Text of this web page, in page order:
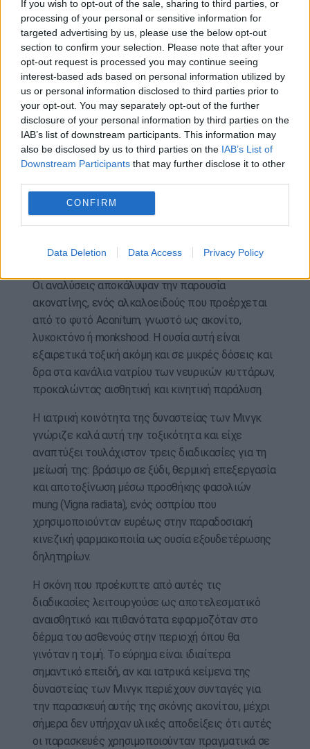
If you wish to opt-out of the sale, sharing to third parties, or
processing of your personal or sensitive information for
targeted advertising by us, please use the below opt-out
section to confirm your selection. Please note that after your
opt-out request is processed you may continue seeing
interest-based ads based on personal information utilized by
us or personal information disclosed to third parties prior to
your opt-out. You may separately opt-out of the further
disclosure of your personal information by third parties on the
IAB’s list of downstream participants. This information may
also be disclosed by us to third parties on the IAB’s List of
Downstream Participants that may further disclose it to other
CONFIRM
Data Deletion Data Access Privacy Policy
Η μικροσκοπία SRS, μια προηγμένη οπτική
τεχνολογία που επιτρέπει την αναγνώριση της
σύστασης των υλικών και τη χαρτογράφηση της
κατανομής τους χωρίς να προκαλεί ζημιά στα
αντικείμενα, έλυσε το διπλό πρόβλημα της
έλλειψης επαρκούς δείγματος και της ανάγκης
διατήρησης του αρχαιολογικού πλαισίου.
Ο συν-συγγραφέας της μελέτης, καθηγητής
Congcang Zhao , εξήγησε ότι αυτή η τεχνική
προσέγγιση είναι ιδιαίτερα κατάλληλη για να
ξεπεράσει τις δυσκολίες που ιστορικά περιόριζαν
τη μελέτη ιατρικών καταλοίπων σε αρχαίους
πολιτισμούς, όπου οι συνήθεις μέθοδοι χημικής
διασώζονται ύστερα από χιλιετίες.
Οι αναλύσεις αποκάλυψαν την παρουσία
ακονατίνης, ενός αλκαλοειδούς που προέρχεται
από το φυτό Aconitum, γνωστό ως ακονίτο,
λυκοκτόνο ή monkshood. Η ουσία αυτή είναι
εξαιρετικά τοξική ακόμη και σε μικρές δόσεις και
δρα στα κανάλια νατρίου των νευρικών κυττάρων,
προκαλώντας αισθητική και κινητική παράλυση.
Η ιατρική κοινότητα της δυναστείας των Μινγκ
γνώριζε καλά αυτή την τοξικότητα και είχε
αναπτύξει τουλάχιστον τρεις διαδικασίες για τη
μείωσή της: βράσιμο σε ξύδι, θερμική επεξεργασία
και αποτοξίνωση μέσω προσθήκης φασολιών
mung (Vigna radiata), ενός οσπρίου που
χρησιμοποιούνταν ευρέως στην παραδοσιακή
κινεζική φαρμακοποιία ως ουσία εξουδετέρωσης
δηλητηρίων.
Η σκόνη που προέκυπτε από αυτές τις
διαδικασίες λειτουργούσε ως αποτελεσματικό
αναισθητικό και πιθανότατα εφαρμοζόταν στο
δέρμα του ασθενούς στην περιοχή όπου θα
γινόταν η τομή. Το εύρημα είναι ιδιαίτερα
σημαντικό επειδή, αν και ιατρικά κείμενα της
δυναστείας των Μινγκ περιέχουν συνταγές για
την παρασκευή αυτής της σκόνης ακονίτου, μέχρι
σήμερα δεν υπήρχαν υλικές αποδείξεις ότι αυτές
οι παρασκευές χρησιμοποιούνταν πραγματικά σε